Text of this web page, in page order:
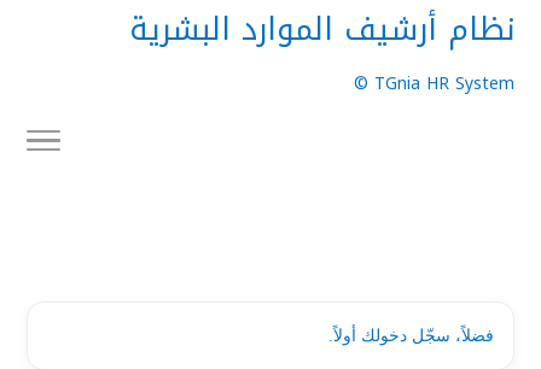
نظام أرشيف الموارد البشرية
TGnia HR System ©
فضلاً، سجّل دخولك أولاً.